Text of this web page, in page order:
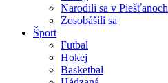
Narodili sa v Piešťanoch
Zosobášili sa
Šport
Futbal
Hokej
Basketbal